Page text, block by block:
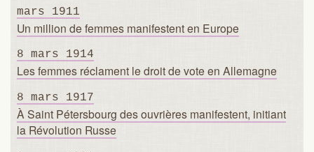
mars 1911
Un million de femmes manifestent en Europe
8 mars 1914
Les femmes réclament le droit de vote en Allemagne
8 mars 1917
À Saint Pétersbourg des ouvrières manifestent, initiant
la Révolution Russe